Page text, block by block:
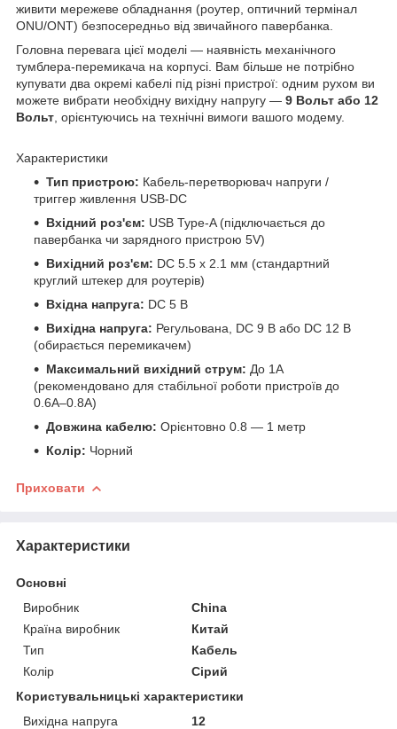
живити мережеве обладнання (роутер, оптичний термінал
ONU/ONT) безпосередньо від звичайного павербанка.
Головна перевага цієї моделі — наявність механічного
тумблера-перемикача на корпусі. Вам більше не потрібно
купувати два окремі кабелі під різні пристрої: одним рухом ви
можете вибрати необхідну вихідну напругу — 9 Вольт або 12
Вольт , орієнтуючись на технічні вимоги вашого модему.
Характеристики
Тип пристрою: Кабель-перетворювач напруги /
триггер живлення USB-DC
Вхідний роз'єм: USB Type-A (підключається до
павербанка чи зарядного пристрою 5V)
Вихідний роз'єм: DC 5.5 x 2.1 мм (стандартний
круглий штекер для роутерів)
Вхідна напруга: DC 5 В
Вихідна напруга: Регульована, DC 9 В або DC 12 В
(обирається перемикачем)
Максимальний вихідний струм: До 1А
(рекомендовано для стабільної роботи пристроїв до
0.6А–0.8А)
Довжина кабелю: Орієнтовно 0.8 — 1 метр
Колір: Чорний
Приховати
Характеристики
Основні
Виробник
China
Країна виробник
Китай
Тип
Кабель
Колір
Сірий
Користувальницькі характеристики
Вихідна напруга
12